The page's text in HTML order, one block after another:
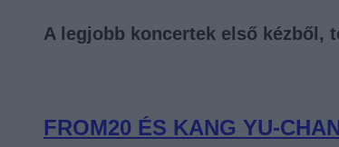
A legjobb koncertek első kézből,
FROM20 ÉS KANG YU-